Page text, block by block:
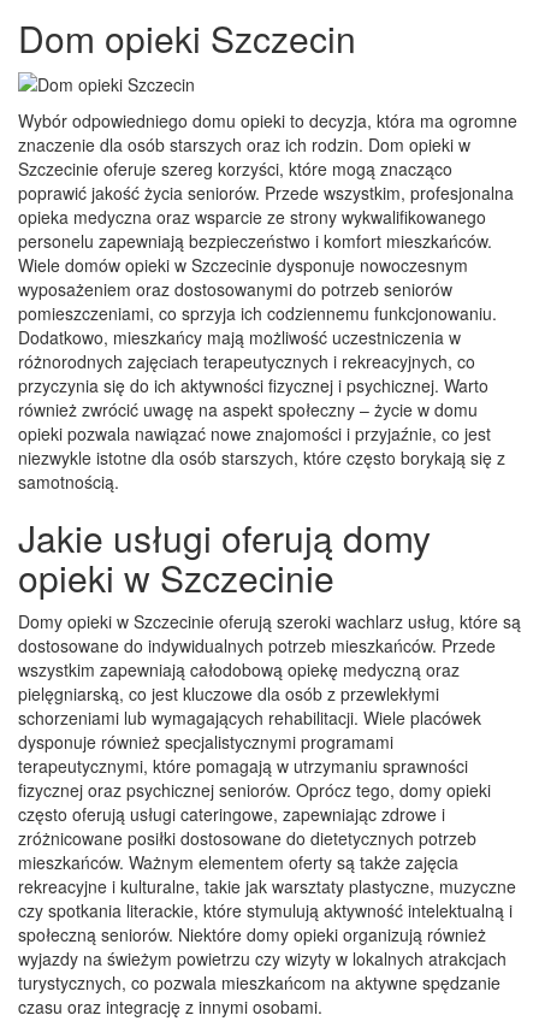
Dom opieki Szczecin
Wybór odpowiedniego domu opieki to decyzja, która ma ogromne
znaczenie dla osób starszych oraz ich rodzin. Dom opieki w
Szczecinie oferuje szereg korzyści, które mogą znacząco
poprawić jakość życia seniorów. Przede wszystkim, profesjonalna
opieka medyczna oraz wsparcie ze strony wykwalifikowanego
personelu zapewniają bezpieczeństwo i komfort mieszkańców.
Wiele domów opieki w Szczecinie dysponuje nowoczesnym
wyposażeniem oraz dostosowanymi do potrzeb seniorów
pomieszczeniami, co sprzyja ich codziennemu funkcjonowaniu.
Dodatkowo, mieszkańcy mają możliwość uczestniczenia w
różnorodnych zajęciach terapeutycznych i rekreacyjnych, co
przyczynia się do ich aktywności fizycznej i psychicznej. Warto
również zwrócić uwagę na aspekt społeczny – życie w domu
opieki pozwala nawiązać nowe znajomości i przyjaźnie, co jest
niezwykle istotne dla osób starszych, które często borykają się z
samotnością.
Jakie usługi oferują domy
opieki w Szczecinie
Domy opieki w Szczecinie oferują szeroki wachlarz usług, które są
dostosowane do indywidualnych potrzeb mieszkańców. Przede
wszystkim zapewniają całodobową opiekę medyczną oraz
pielęgniarską, co jest kluczowe dla osób z przewlekłymi
schorzeniami lub wymagających rehabilitacji. Wiele placówek
dysponuje również specjalistycznymi programami
terapeutycznymi, które pomagają w utrzymaniu sprawności
fizycznej oraz psychicznej seniorów. Oprócz tego, domy opieki
często oferują usługi cateringowe, zapewniając zdrowe i
zróżnicowane posiłki dostosowane do dietetycznych potrzeb
mieszkańców. Ważnym elementem oferty są także zajęcia
rekreacyjne i kulturalne, takie jak warsztaty plastyczne, muzyczne
czy spotkania literackie, które stymulują aktywność intelektualną i
społeczną seniorów. Niektóre domy opieki organizują również
wyjazdy na świeżym powietrzu czy wizyty w lokalnych atrakcjach
turystycznych, co pozwala mieszkańcom na aktywne spędzanie
czasu oraz integrację z innymi osobami.